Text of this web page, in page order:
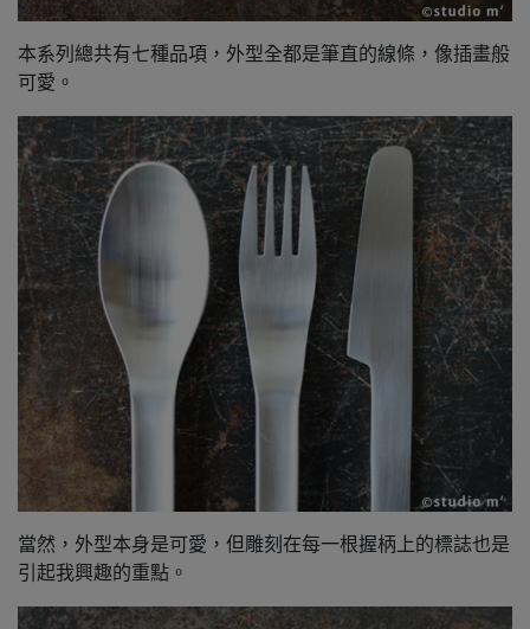
本系列總共有七種品項，外型全都是筆直的線條，像插畫般
可愛。
當然，外型本身是可愛，但雕刻在每一根握柄上的標誌也是
引起我興趣的重點。